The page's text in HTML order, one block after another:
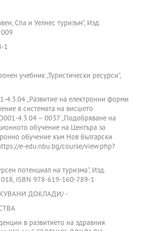
Спа и Уелнес туризъм“, Изд.
1
учебник „Туристически ресурси“,
4.3.04 „Развитие на електронни форми
в системата на висшето
4.3.04 – 0037 „Подобряване на
обучение на Центъра за
обучение към Нов български
e-edu.nbu.bg/course/view.php?
потенциал на туризма“, Изд.
ISBN 978-619-160-789-1
ДОКЛАДИ/ -
в развитието на здравния